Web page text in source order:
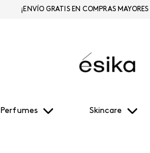
Perfumes Skincare
¡ENVÍO GRATIS EN COMPRAS